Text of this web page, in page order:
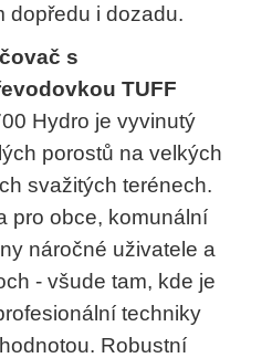
dopředu i dozadu.
s
TUFF
Hydro je vyvinutý
porostů na velkých
svažitých terénech.
pro obce, komunální
náročné uživatele a
- všude tam, kde je
techniky
Robustní